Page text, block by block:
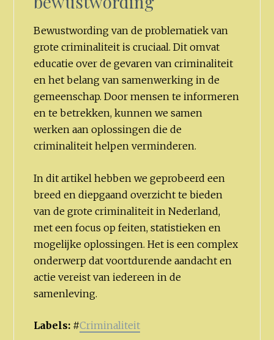
Bewustwording van de problematiek van
grote criminaliteit is cruciaal. Dit omvat
educatie over de gevaren van criminaliteit
en het belang van samenwerking in de
gemeenschap. Door mensen te informeren
en te betrekken, kunnen we samen
werken aan oplossingen die de
criminaliteit helpen verminderen.
In dit artikel hebben we geprobeerd een
breed en diepgaand overzicht te bieden
van de grote criminaliteit in Nederland,
met een focus op feiten, statistieken en
mogelijke oplossingen. Het is een complex
onderwerp dat voortdurende aandacht en
actie vereist van iedereen in de
samenleving.
Labels: #Criminaliteit